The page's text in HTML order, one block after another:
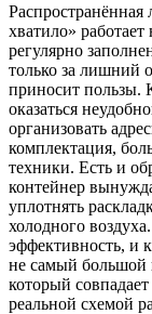
Распространённая
хватило»
регулярно
только за лишний
приносит пользы.
оказаться
организовать
комплектация,
техники. Есть и
контейнер
уплотнять
холодного
эффективность, и
не самый большой
который
реальной схемой